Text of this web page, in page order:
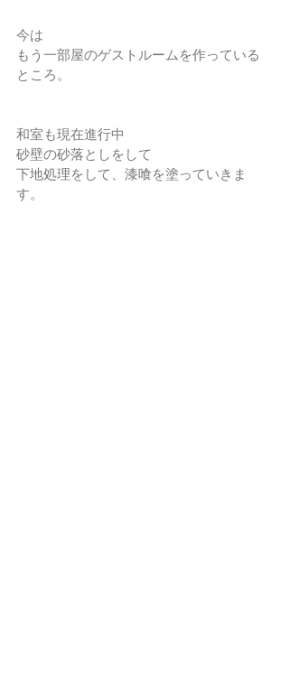
今は
もう一部屋のゲストルームを作っている
ところ。
和室も現在進行中
砂壁の砂落としをして
下地処理をして、漆喰を塗っていきま
す。